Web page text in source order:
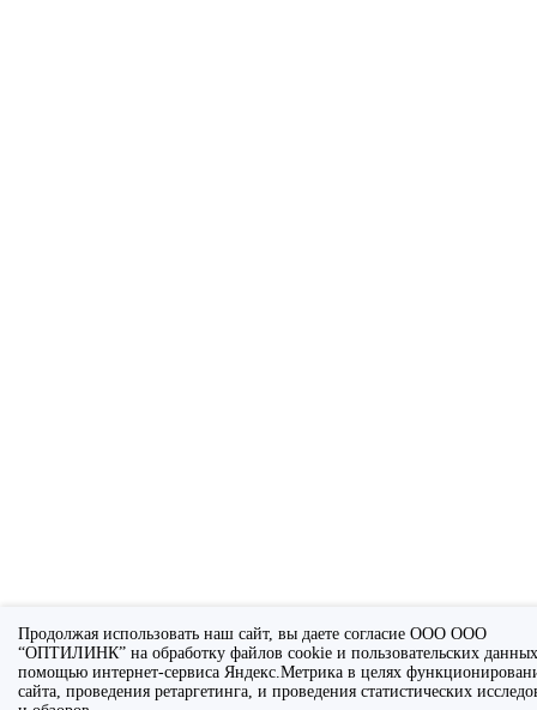
Продолжая использовать наш сайт, вы даете согласие ООО ООО
“ОПТИЛИНК” на обработку файлов cookie и пользовательских
помощью интернет-сервиса Яндекс.Метрика в целях
сайта, проведения ретаргетинга, и проведения статистических